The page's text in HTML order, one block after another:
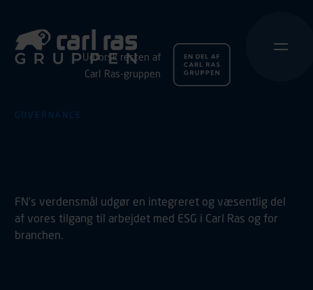
Udforsk resten af
Carl Ras-gruppen
GOVERNANCE
FN’s verdensmål udgør en integreret og væsentlig del
af vores tilgang til arbejdet med ESG i Carl Ras og for
branchen.